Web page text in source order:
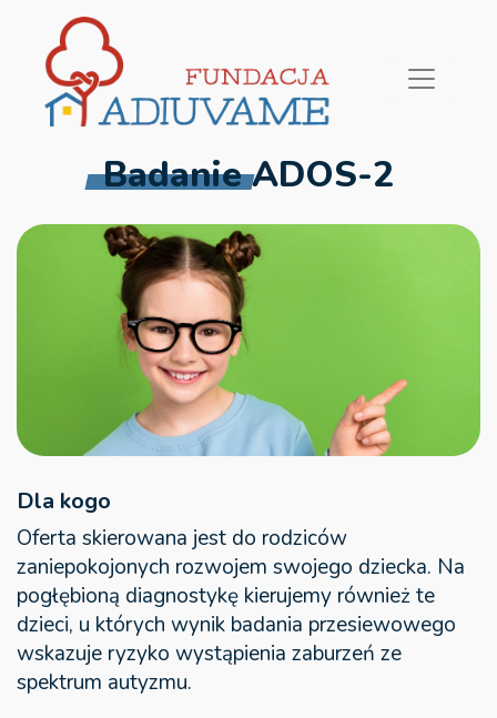
Badanie ADOS-2
Dla kogo
Oferta skierowana jest do rodziców
zaniepokojonych rozwojem swojego dziecka. Na
pogłębioną diagnostykę kierujemy również te
dzieci, u których wynik badania przesiewowego
wskazuje ryzyko wystąpienia zaburzeń ze
spektrum autyzmu.